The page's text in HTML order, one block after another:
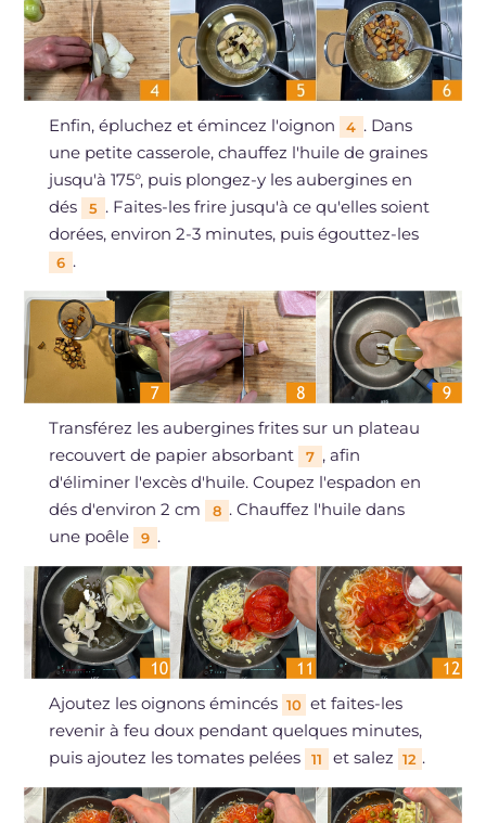
Enfin, épluchez et émincez l'oignon 4 . Dans
une petite casserole, chauffez l'huile de graines
jusqu'à 175°, puis plongez-y les aubergines en
dés
5 . Faites-les frire jusqu'à ce qu'elles soient
dorées, environ 2-3 minutes, puis égouttez-les
6 .
Transférez les aubergines frites sur un plateau
recouvert de papier absorbant
7 , afin
d'éliminer l'excès d'huile. Coupez l'espadon en
dés d'environ 2 cm
8 . Chauffez l'huile dans
une poêle
9 .
Ajoutez les oignons émincés 10 et faites-les
revenir à feu doux pendant quelques minutes,
puis ajoutez les tomates pelées
11 et salez 12 .